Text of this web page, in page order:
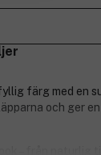
färg med en
och ger